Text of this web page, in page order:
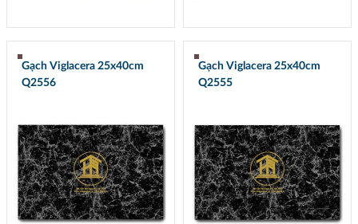
Gạch Viglacera 25x40cm
Q2556
Gạch Viglacera 25x40cm
Q2555